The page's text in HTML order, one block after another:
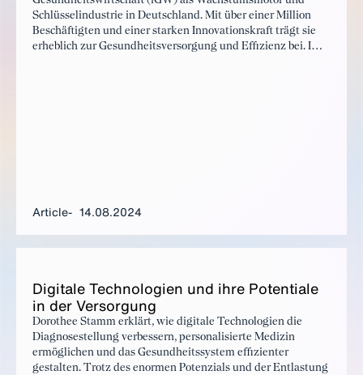
Schlüsselindustrie in Deutschland. Mit über einer Million
Beschäftigten und einer starken Innovationskraft trägt sie
erheblich zur Gesundheitsversorgung und Effizienz bei. Im
Article 14.08.2024
Dig­i­tale Tech­nolo­gien und ihre Po­ten­tiale
in der Ver­sorgung
Dorothee Stamm erklärt, wie digitale Technologien die
Diagnosestellung verbessern, personalisierte Medizin
ermöglichen und das Gesundheitssystem effizienter
gestalten. Trotz des enormen Potenzials und der Entlastung